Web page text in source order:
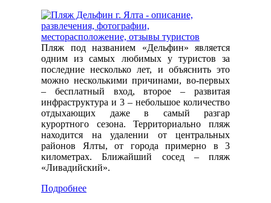
Пляж под названием «Дельфин» является
одним из самых любимых у туристов за
последние несколько лет, и объяснить это
можно несколькими причинами, во-первых
– бесплатный вход, второе – развитая
инфраструктура и 3 – небольшое количество
отдыхающих даже в самый разгар
курортного сезона. Территориально пляж
находится на удалении от центральных
районов Ялты, от города примерно в 3
километрах. Ближайший сосед – пляж
«Ливадийский».
Подробнее